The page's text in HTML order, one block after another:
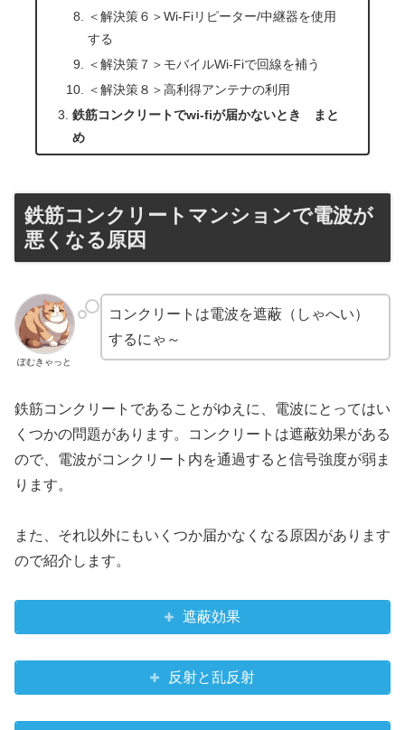
＜解決策６＞Wi-Fiリピーター/中継器を使用
する
＜解決策７＞モバイルWi-Fiで回線を補う
＜解決策８＞高利得アンテナの利用
鉄筋コンクリートでwi‐fiが届かないとき まと
め
鉄筋コンクリートマンションで電波が
悪くなる原因
ぽむきゃっと
コンクリートは電波を遮蔽（しゃへい）
するにゃ～
鉄筋コンクリートであることがゆえに、電波にとってはい
くつかの問題があります。コンクリートは遮蔽効果がある
ので、電波がコンクリート内を通過すると信号強度が弱ま
ります。
また、それ以外にもいくつか届かなくなる原因があります
ので紹介します。
遮蔽効果
反射と乱反射